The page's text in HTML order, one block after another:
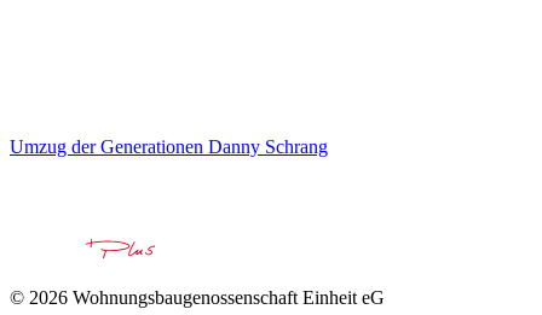
Umzug der Generationen Danny Schrang
© 2026 Wohnungsbaugenossenschaft Einheit eG